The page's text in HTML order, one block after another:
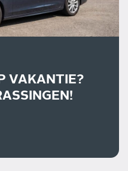
VAKANTIE?